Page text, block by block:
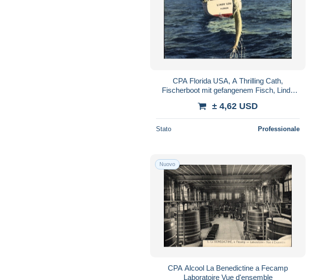
CPA Florida USA, A Thrilling Cath,
Fischerboot mit gefangenem Fisch, Lindy
± 4,62 USD
Stato Professionale
Nuovo
CPA Alcool La Benedictine a Fecamp
Laboratoire Vue d'ensemble